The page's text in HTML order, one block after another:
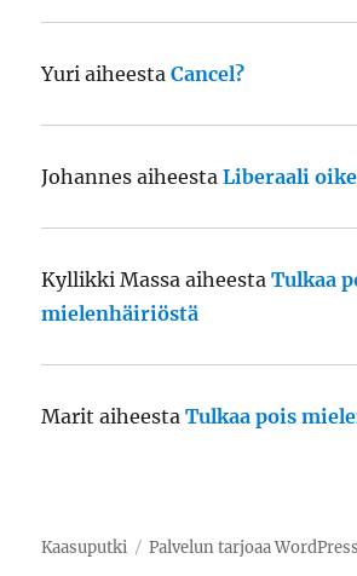
Yuri aiheestaCancel?
Johannes aiheestaLiberaali
Kyllikki Massa aiheestaTulkaa
mielenhäiriöstä
Marit aiheestaTulkaa pois
Kaasuputki Palvelun tarjoaa WordPress